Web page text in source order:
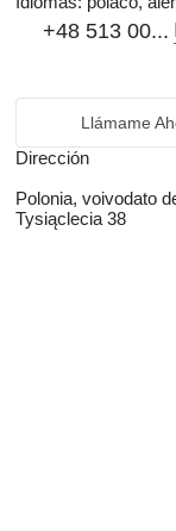
+48 513 00...
Llámame
Dirección
Polonia, voivodato
Tysiąclecia 38